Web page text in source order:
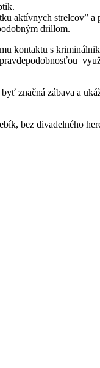
aktívnych strelcov”
drillom.
kontaktu s
značná zábava a
bez divadelného